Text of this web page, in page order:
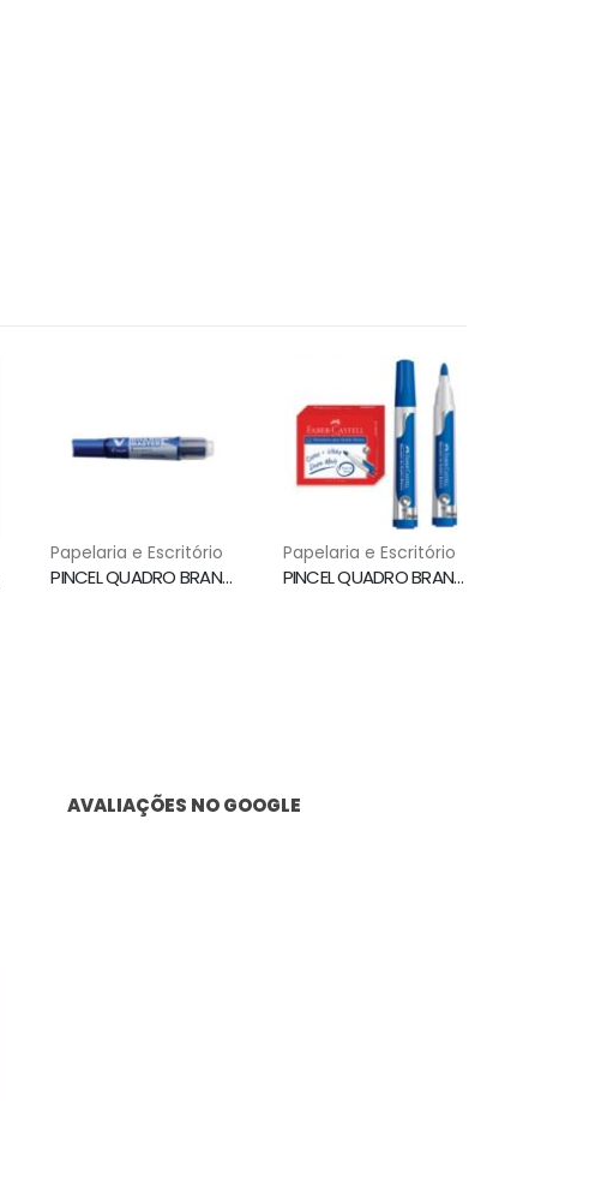
Papelaria e Escritório
PINCEL QUADRO BRANCO WBMA RECARREGAVEL AZUL PILOT
Papelaria e Escritório
PINCEL QUADRO BRANCO PONTA 3.5MM AZUL MQB/AZ FABER CASTELL
AVALIAÇÕES NO GOOGLE